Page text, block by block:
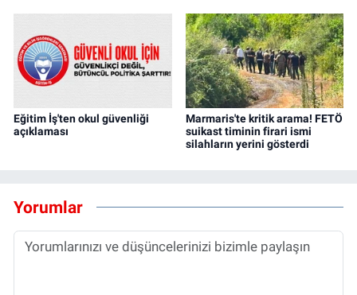
Eğitim İş'ten okul güvenliği
açıklaması
Marmaris'te kritik arama! FETÖ
suikast timinin firari ismi
silahların yerini gösterdi
Yorumlar